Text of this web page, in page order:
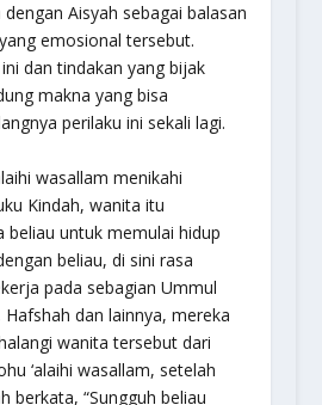
Aisyah sebagai balasan
emosional tersebut.
dan tindakan yang bijak
makna yang bisa
perilaku ini sekali lagi.
wasallam menikahi
Kindah, wanita itu
beliau untuk memulai hidup
beliau, di sini rasa
pada sebagian Ummul
Hafshah dan lainnya, mereka
wanita tersebut dari
‘alaihi wasallam, setelah
berkata, “Sungguh beliau